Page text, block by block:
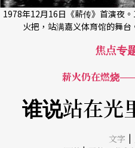
1978年12月16日《薪传》首演夜
火把，站满嘉义体育馆的舞台
焦点专
薪火仍在燃烧
谁说站在光
文字 |